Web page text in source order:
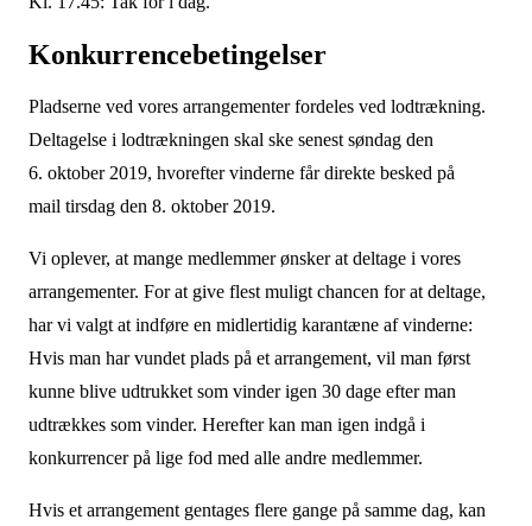
Konkurrencebetingelser
Pladserne ved vores arrangementer fordeles ved lodtrækning.
Deltagelse i lodtrækningen skal ske senest søndag den
6. oktober 2019, hvorefter vinderne får direkte besked på
mail tirsdag den 8. oktober 2019.
Vi oplever, at mange medlemmer ønsker at deltage i vores
arrangementer. For at give flest muligt chancen for at deltage,
har vi valgt at indføre en midlertidig karantæne af vinderne:
Hvis man har vundet plads på et arrangement, vil man først
kunne blive udtrukket som vinder igen 30 dage efter man
udtrækkes som vinder. Herefter kan man igen indgå i
konkurrencer på lige fod med alle andre medlemmer.
Hvis et arrangement gentages flere gange på samme dag, kan